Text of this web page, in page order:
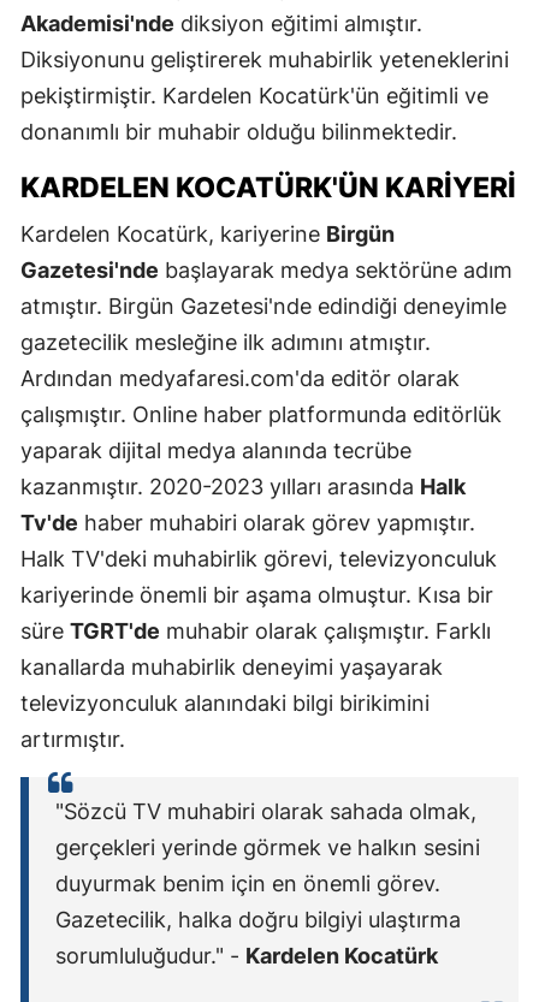
Akademisi'nde diksiyon eğitimi almıştır.
Diksiyonunu geliştirerek muhabirlik yeteneklerini
pekiştirmiştir. Kardelen Kocatürk'ün eğitimli ve
donanımlı bir muhabir olduğu bilinmektedir.
KARDELEN KOCATÜRK'ÜN KARIYERI
Kardelen Kocatürk, kariyerine Birgün
Gazetesi'nde başlayarak medya sektörüne adım
atmıştır. Birgün Gazetesi'nde edindiği deneyimle
gazetecilik mesleğine ilk adımını atmıştır.
Ardından medyafaresi.com'da editör olarak
çalışmıştır. Online haber platformunda editörlük
yaparak dijital medya alanında tecrübe
kazanmıştır. 2020-2023 yılları arasında Halk
Tv'de haber muhabiri olarak görev yapmıştır.
Halk TV'deki muhabirlik görevi, televizyonculuk
kariyerinde önemli bir aşama olmuştur. Kısa bir
süre TGRT'de muhabir olarak çalışmıştır. Farklı
kanallarda muhabirlik deneyimi yaşayarak
televizyonculuk alanındaki bilgi birikimini
artırmıştır.
"Sözcü TV muhabiri olarak sahada olmak,
gerçekleri yerinde görmek ve halkın sesini
duyurmak benim için en önemli görev.
Gazetecilik, halka doğru bilgiyi ulaştırma
sorumluluğudur." - Kardelen Kocatürk